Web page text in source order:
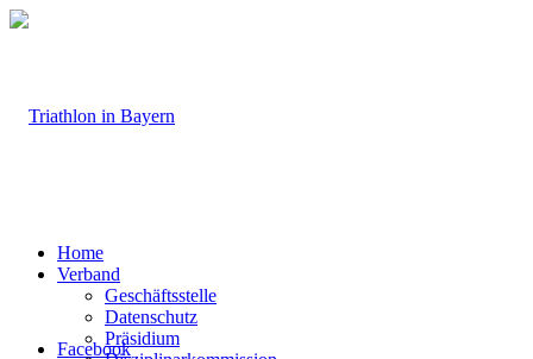
Facebook
Home
Verband
Geschäftsstelle
Datenschutz
Präsidium